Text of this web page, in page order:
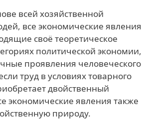
всей хозяйственной
все экономические явления
своё теоретическое
политической экономии,
проявления человеческого
труд в условиях товарного
двойственный
экономические явления также
природу.